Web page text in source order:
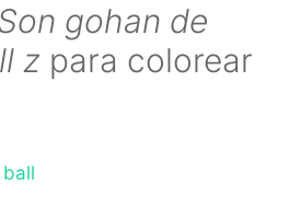
gohan de
z para colorear